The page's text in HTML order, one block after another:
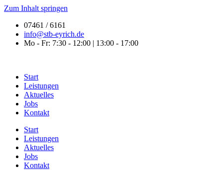
Zum Inhalt springen
07461 / 6161
info@stb-eyrich.de
Mo - Fr: 7:30 - 12:00 | 13:00 - 17:00
Start
Leistungen
Aktuelles
Jobs
Kontakt
Start
Leistungen
Aktuelles
Jobs
Kontakt